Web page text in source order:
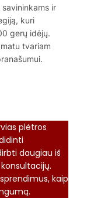
ir
kuri
gerų idėjų.
tvariam
plėtros
daugiau iš
kaip